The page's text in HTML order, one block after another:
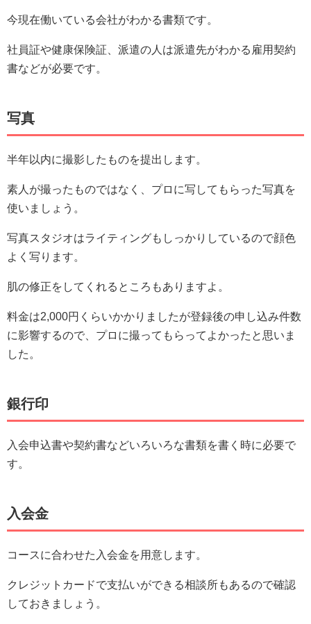
今現在働いている会社がわかる書類です。
社員証や健康保険証、派遣の人は派遣先がわかる雇用契約
書などが必要です。
写真
半年以内に撮影したものを提出します。
素人が撮ったものではなく、プロに写してもらった写真を
使いましょう。
写真スタジオはライティングもしっかりしているので顔色
よく写ります。
肌の修正をしてくれるところもありますよ。
料金は2,000円くらいかかりましたが登録後の申し込み件数
に影響するので、プロに撮ってもらってよかったと思いま
した。
銀行印
入会申込書や契約書などいろいろな書類を書く時に必要で
す。
入会金
コースに合わせた入会金を用意します。
クレジットカードで支払いができる相談所もあるので確認
しておきましょう。